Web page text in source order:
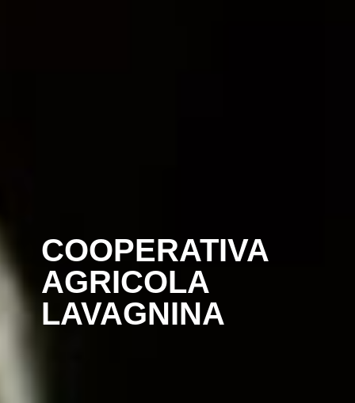
COOPERATIVA
AGRICOLA
LAVAGNINA